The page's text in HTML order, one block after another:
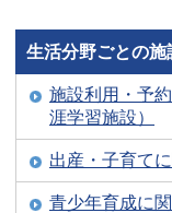
生活分野ごとの施
施設利用・予
涯学習施設）
出産・子育て
青少年育成に